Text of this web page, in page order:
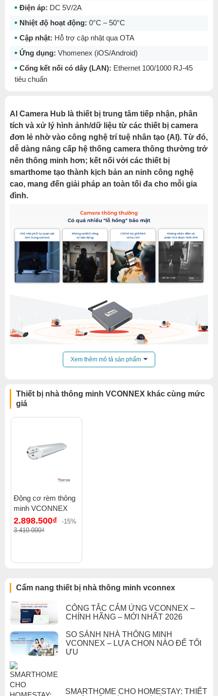
Điện áp: DC 5V/2A
Nhiệt độ hoạt động: 0°C – 50°C
Cập nhật: Hỗ trợ cập nhật qua OTA
Ứng dụng: Vhomenex (iOS/Android)
Cổng kết nối có dây (LAN): Ethernet 100/1000 RJ-45
tiêu chuẩn
AI Camera Hub là thiết bị trung tâm tiếp nhận, phân
tích và xử lý hình ảnh/dữ liệu từ các thiết bị camera
đơn lẻ nhờ vào công nghệ trí tuệ nhân tạo (AI). Từ đó,
dễ dàng nâng cấp hệ thống camera thông thường trở
nên thông minh hơn; kết nối với các thiết bị
smarthome tạo thành kịch bản an ninh công nghệ
cao, mang đến giải pháp an toàn tối đa cho mỗi gia
đình.
Xem thêm mô tả sản phẩm
Thiết bị nhà thông minh VCONNEX khác cùng mức
giá
Động cơ rèm thông
minh VCONNEX
2.898.500₫
-15%
3.410.000₫
Cẩm nang thiết bị nhà thông minh vconnex
CÔNG TẮC CẢM ỨNG VCONNEX –
CHÍNH HÃNG – MỚI NHẤT 2026
SO SÁNH NHÀ THÔNG MINH
VCONNEX – LỰA CHỌN NÀO ĐỂ TỐI
ƯU
SMARTHOME CHO HOMESTAY: THIẾT